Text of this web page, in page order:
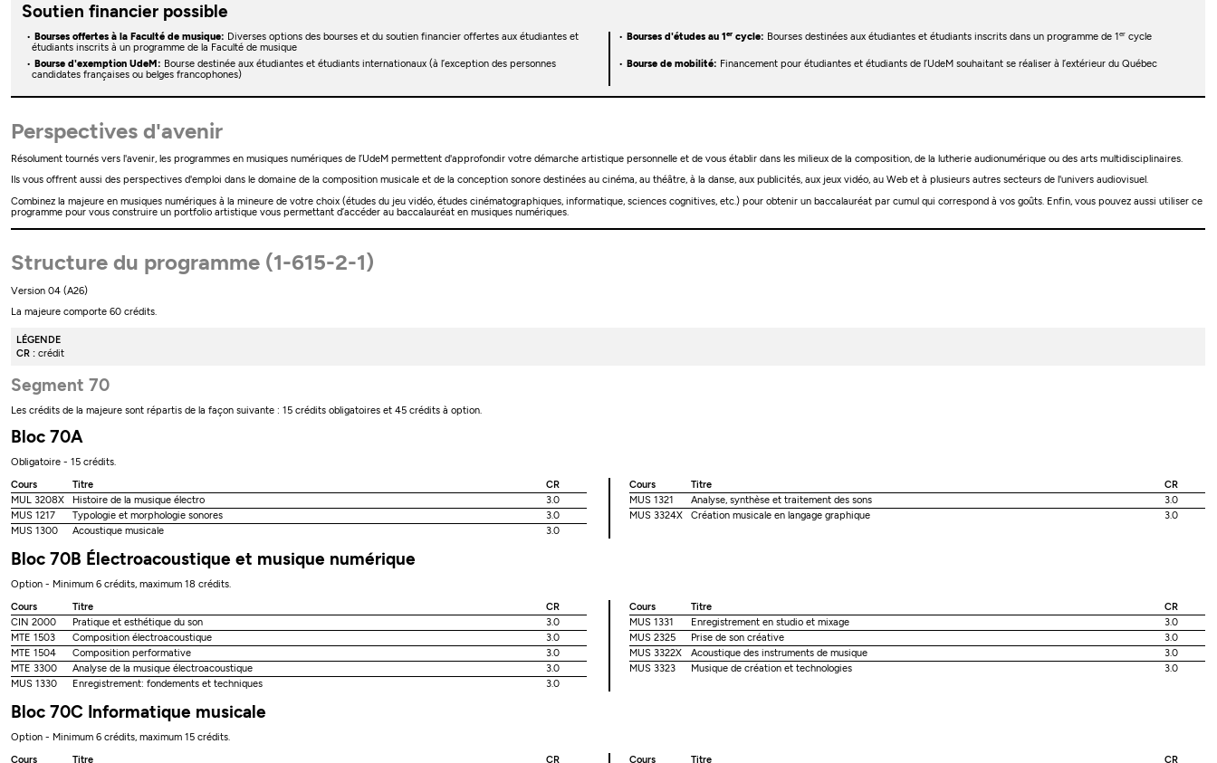
Soutien financier possible
Bourses offertes à la Faculté de musique: Diverses options des bourses et du soutien financier offertes aux étudiantes et
étudiants inscrits à un programme de la Faculté de musique
Bourses d'études au 1 ercycle: Bourses destinées aux étudiantes et étudiants inscrits dans un programme de 1 ercycle
Bourse d'exemption UdeM: Bourse destinée aux étudiantes et étudiants internationaux (à l’exception des personnes
candidates françaises ou belges francophones)
Bourse de mobilité: Financement pour étudiantes et étudiants de l’UdeM souhaitant se réaliser à l’extérieur du Québec
Perspectives d'avenir
Résolument tournés vers l'avenir, les programmes en musiques numériques de l’UdeM permettent d'approfondir votre démarche artistique personnelle et de vous établir dans les milieux de la composition, de la lutherie audionumérique ou des arts multidisciplinaires.
Ils vous offrent aussi des perspectives d'emploi dans le domaine de la composition musicale et de la conception sonore destinées au cinéma, au théâtre, à la danse, aux publicités, aux jeux vidéo, au Web et à plusieurs autres secteurs de l'univers audiovisuel.
Combinez la majeure en musiques numériques à la mineure de votre choix (études du jeu vidéo, études cinématographiques, informatique, sciences cognitives, etc.) pour obtenir un baccalauréat par cumul qui correspond à vos goûts. Enfin, vous pouvez aussi utiliser ce
programme pour vous construire un portfolio artistique vous permettant d’accéder au baccalauréat en musiques numériques.
Structure du programme (1-615-2-1)
Version 04 (A26)
La majeure comporte 60 crédits.
LÉGENDE
CR : crédit
Segment 70
Les crédits de la majeure sont répartis de la façon suivante : 15 crédits obligatoires et 45 crédits à option.
Bloc 70A
Obligatoire - 15 crédits.
Cours
Titre
CR
MUL 3208X
Histoire de la musique électro
3.0
MUS 1217
Typologie et morphologie sonores
3.0
MUS 1300
Acoustique musicale 3.0
Cours Titre
CR
MUS 1321
Analyse, synthèse et traitement des sons
3.0
MUS 3324X
Création musicale en langage graphique 3.0
Bloc 70B Électroacoustique et musique numérique
Option - Minimum 6 crédits, maximum 18 crédits.
Cours
Titre
CR
CIN 2000
Pratique et esthétique du son
3.0
MTE 1503
Composition électroacoustique
3.0
MTE 1504
Composition performative
3.0
MTE 3300
Analyse de la musique électroacoustique
3.0
MUS 1330
Enregistrement: fondements et techniques 3.0
Cours Titre
CR
MUS 1331
Enregistrement en studio et mixage
3.0
MUS 2325
Prise de son créative
3.0
MUS 3322X
Acoustique des instruments de musique
3.0
MUS 3323
Musique de création et technologies 3.0
Bloc 70C Informatique musicale
Option - Minimum 6 crédits, maximum 15 crédits.
Cours
Titre CR Cours Titre CR